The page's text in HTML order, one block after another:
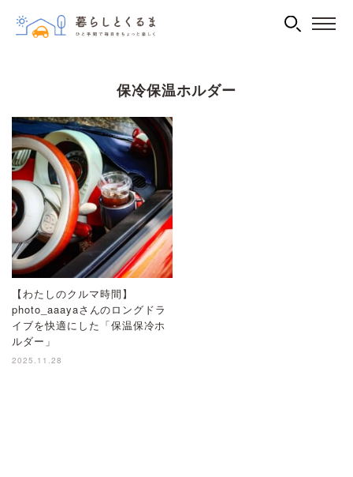
保冷保温ホルダー
【わたしのクルマ時間】
photo_aaayaさんのロングドラ
イブを快適にした「保温保冷ホ
ルダー」
2025.11.28